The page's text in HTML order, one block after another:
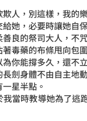
人，別這樣，我
給她，必要時讓她
善良的祭司大人，不
毒藥的布條甩向包
為你能撐多久，還不
劍身體不由自主地
星半點。
當時教導她為了逃